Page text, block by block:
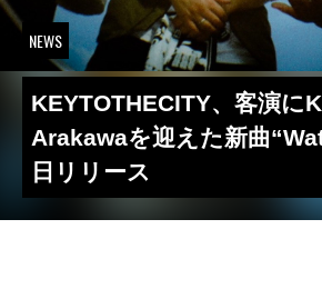
NEWS
KEYTOTHECITY、客演に
Arakawaを迎えた新曲
日リリース